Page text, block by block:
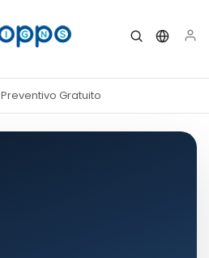
Preventivo Gratuito